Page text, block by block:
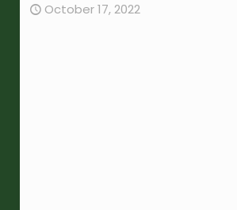
October 17, 2022